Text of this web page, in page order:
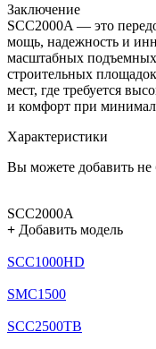
Заключение
SCC2000A — это
мощь, надежность и
масштабных подъемных
строительных
мест, где требуется
и комфорт при
Характеристики
Вы можете добавить не
SCC2000A
+ Добавить модель
SCC1000HD
SMC1500
SCC2500TB